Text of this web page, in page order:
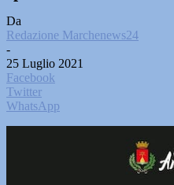
Da
Redazione Marchenews24
-
25 Luglio 2021
Facebook
Twitter
WhatsApp